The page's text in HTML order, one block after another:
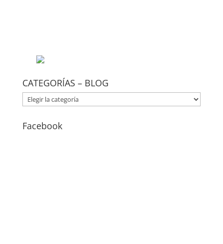
CATEGORÍAS – BLOG
CATEGORÍAS
–
Facebook